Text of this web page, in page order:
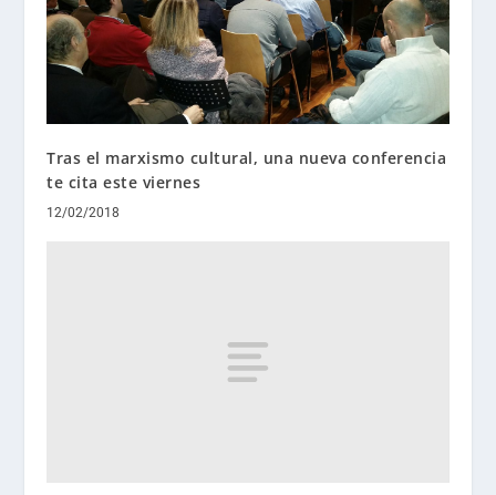
Tras el marxismo cultural, una nueva conferencia
te cita este viernes
12/02/2018